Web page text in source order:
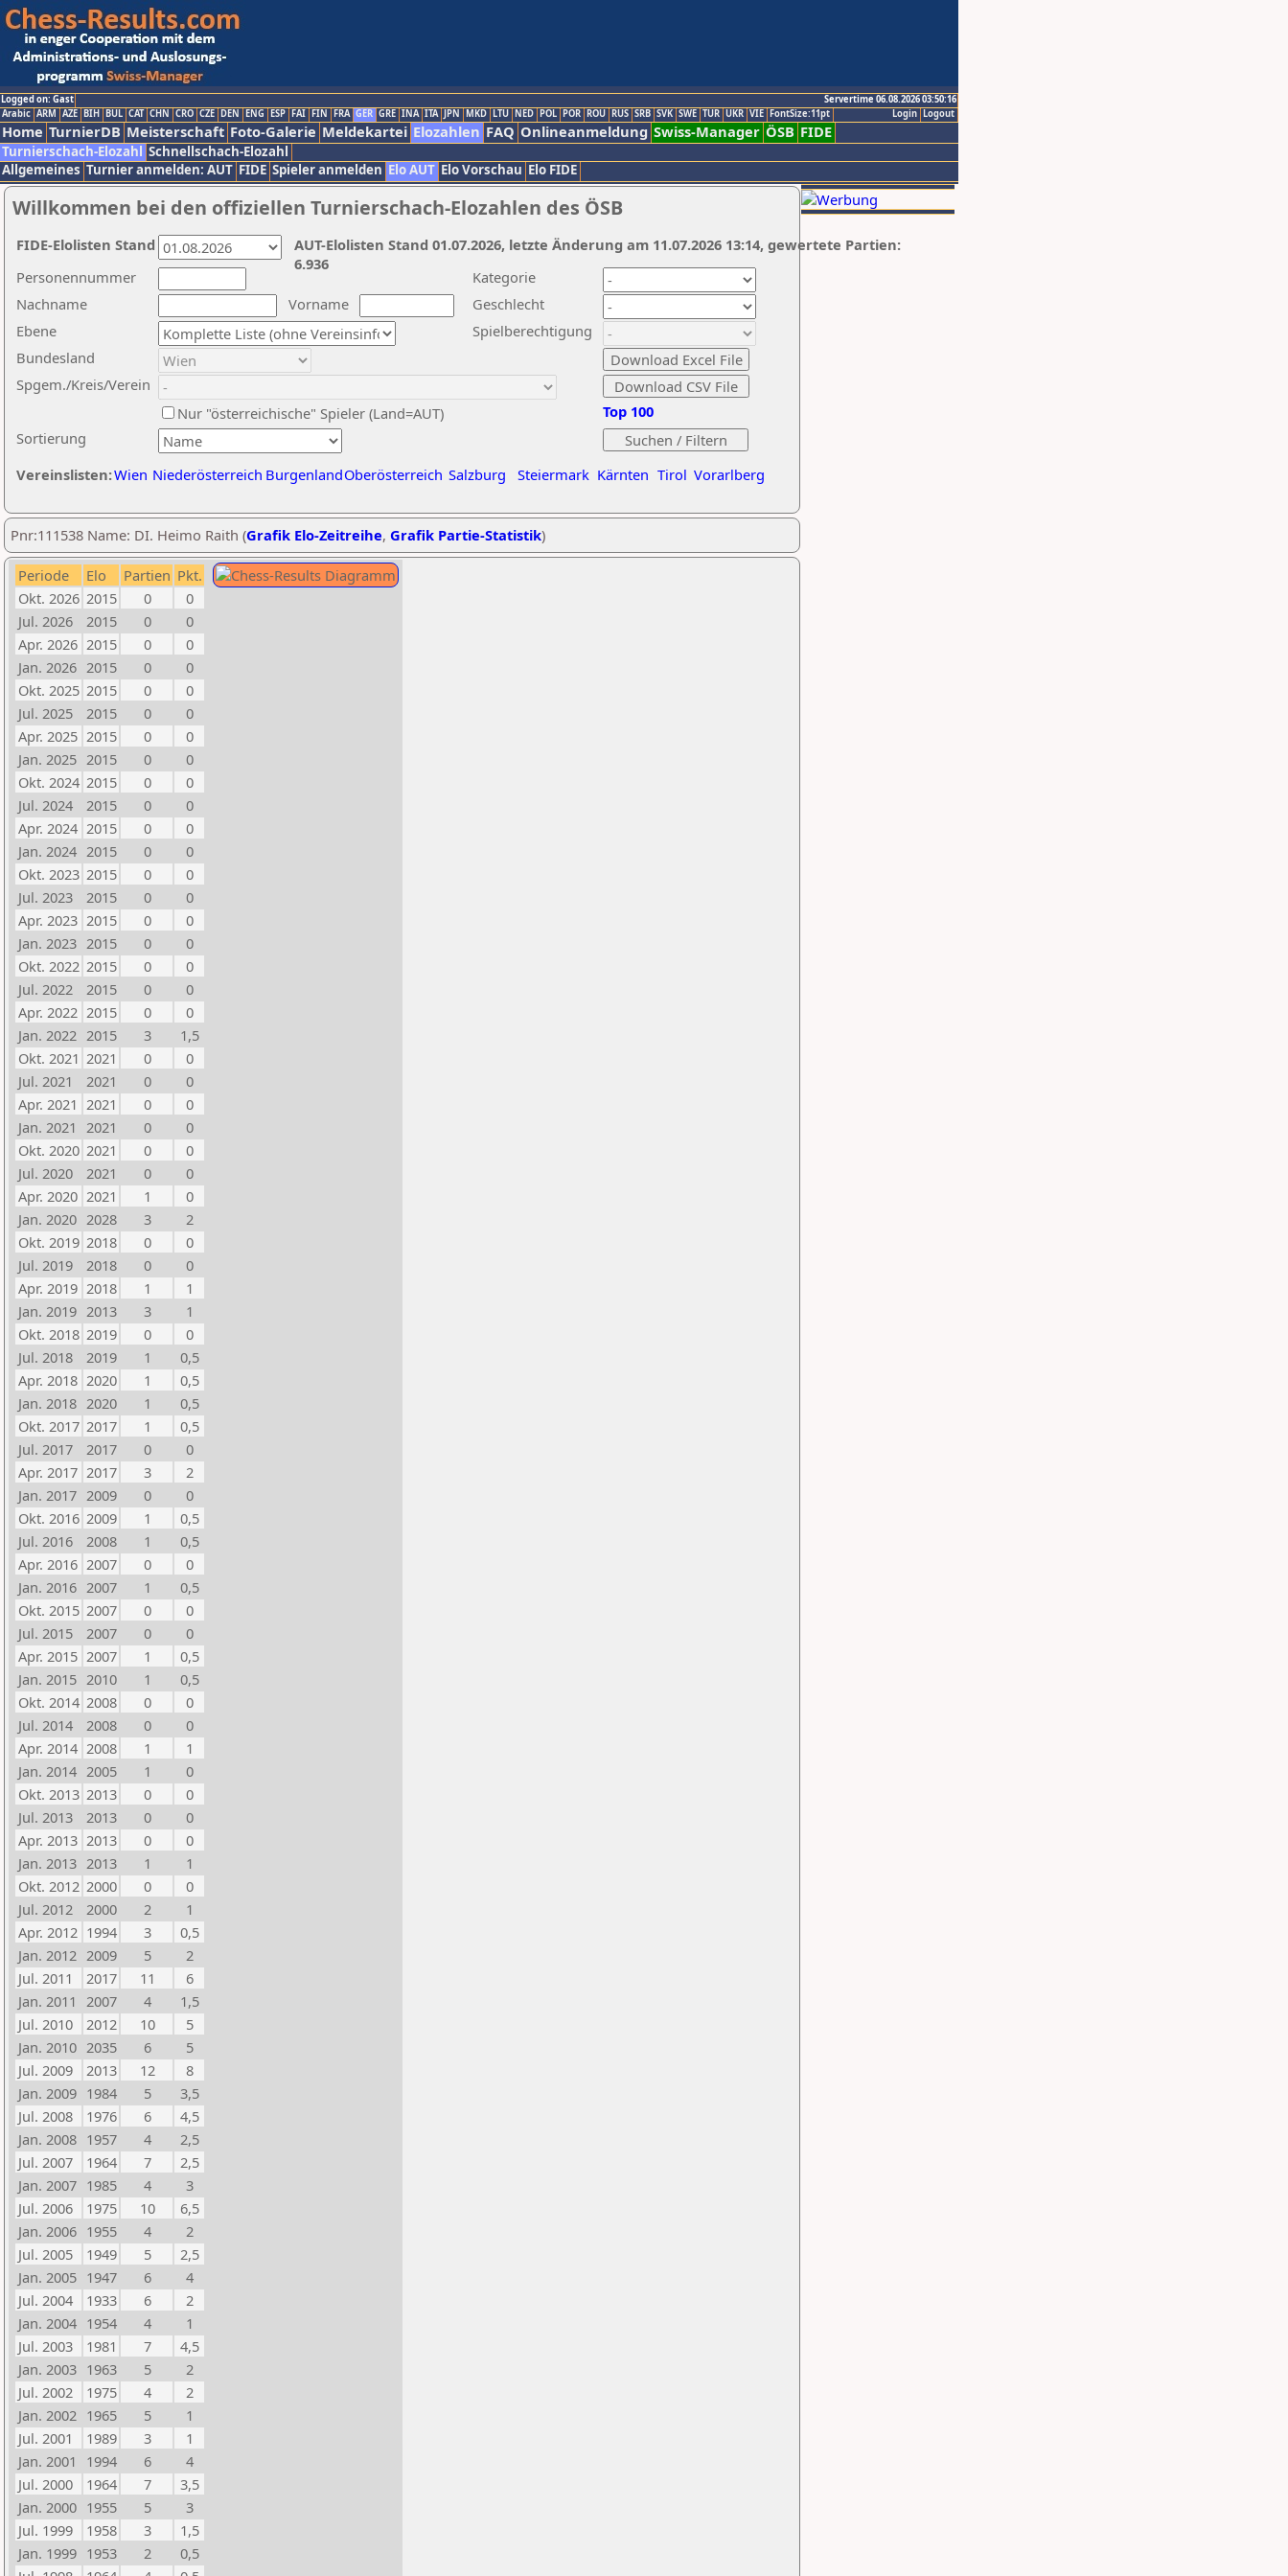
Logged on: Gast
Servertime 06.08.2026 03:50:16
Logout
Login
Arabic ARM AZE BIH BUL CAT CHN CRO CZE DEN ENG ESP FAI FIN FRA GER GRE INA ITA JPN MKD LTU NED POL POR ROU RUS SRB SVK SWE TUR UKR VIE FontSize:11pt
Home TurnierDB Meisterschaft Foto-Galerie Meldekartei Elozahlen FAQ Onlineanmeldung Swiss-Manager ÖSB FIDE
Turnierschach-Elozahl Schnellschach-Elozahl
Allgemeines Turnier anmelden: AUT FIDE Spieler anmelden Elo AUT Elo Vorschau Elo FIDE
Willkommen bei den offiziellen Turnierschach-Elozahlen des ÖSB
Nachname
Vorname
Ebene
Kategorie
Sortierung
Personennummer
Bundesland
Spgem./Kreis/Verein
Geschlecht
Nur "österreichische" Spieler (Land=AUT)
Spielberechtigung
Vereinslisten:Wien Niederösterreich BurgenlandOberösterreich Salzburg Steiermark Kärnten Tirol Vorarlberg
Top 100
AUT-Elolisten Stand 01.07.2026, letzte Änderung am 11.07.2026 13:14, gewertete Partien:
6.936
FIDE-Elolisten Stand
Pnr:111538 Name: DI. Heimo Raith (Grafik Elo-Zeitreihe, Grafik Partie-Statistik)
Periode Elo Partien Pkt.
Okt. 2026 2015 0
0
Jul. 2026
2015 0
0
Apr. 2026 2015 0
0
Jan. 2026 2015 0
0
Okt. 2025 2015 0
0
Jul. 2025
2015 0
0
Apr. 2025 2015 0
0
Jan. 2025 2015 0
0
Okt. 2024 2015 0
0
Jul. 2024
2015 0
0
Apr. 2024 2015 0
0
Jan. 2024 2015 0
0
Okt. 2023 2015 0
0
Jul. 2023
2015 0
0
Apr. 2023 2015 0
0
Jan. 2023 2015 0
0
Okt. 2022 2015 0
0
Jul. 2022
2015 0
0
Apr. 2022 2015 0
0
Jan. 2022 2015 3
1,5
Okt. 2021 2021 0
0
Jul. 2021
2021 0
0
Apr. 2021 2021 0
0
Jan. 2021 2021 0
0
Okt. 2020 2021 0
0
Jul. 2020
2021 0
0
Apr. 2020 2021 1
0
Jan. 2020 2028 3
2
Okt. 2019 2018 0
0
Jul. 2019
2018 0
0
Apr. 2019 2018 1
1
Jan. 2019 2013 3
1
Okt. 2018 2019 0
0
Jul. 2018
2019 1
0,5
Apr. 2018 2020 1
0,5
Jan. 2018 2020 1
0,5
Okt. 2017 2017 1
0,5
Jul. 2017
2017 0
0
Apr. 2017 2017 3
2
Jan. 2017 2009 0
0
Okt. 2016 2009 1
0,5
Jul. 2016
2008 1
0,5
Apr. 2016 2007 0
0
Jan. 2016 2007 1
0,5
Okt. 2015 2007 0
0
Jul. 2015
2007 0
0
Apr. 2015 2007 1
0,5
Jan. 2015 2010 1
0,5
Okt. 2014 2008 0
0
Jul. 2014
2008 0
0
Apr. 2014 2008 1
1
Jan. 2014 2005 1
0
Okt. 2013 2013 0
0
Jul. 2013
2013 0
0
Apr. 2013 2013 0
0
Jan. 2013 2013 1
1
Okt. 2012 2000 0
0
Jul. 2012
2000 2
1
Apr. 2012 1994 3
0,5
Jan. 2012 2009 5
2
Jul. 2011
2017 11
6
Jan. 2011 2007 4
1,5
Jul. 2010
2012 10
5
Jan. 2010 2035 6
5
Jul. 2009
2013 12
8
Jan. 2009 1984 5
3,5
Jul. 2008
1976 6
4,5
Jan. 2008 1957 4
2,5
Jul. 2007
1964 7
2,5
Jan. 2007 1985 4
3
Jul. 2006
1975 10
6,5
Jan. 2006 1955 4
2
Jul. 2005
1949 5
2,5
Jan. 2005 1947 6
4
Jul. 2004
1933 6
2
Jan. 2004 1954 4
1
Jul. 2003
1981 7
4,5
Jan. 2003 1963 5
2
Jul. 2002
1975 4
2
Jan. 2002 1965 5
1
Jul. 2001
1989 3
1
Jan. 2001
1994 6
4
Jul. 2000
1964 7
3,5
Jan. 2000 1955 5
3
Jul. 1999
1958 3
1,5
Jan. 1999 1953 2
0,5